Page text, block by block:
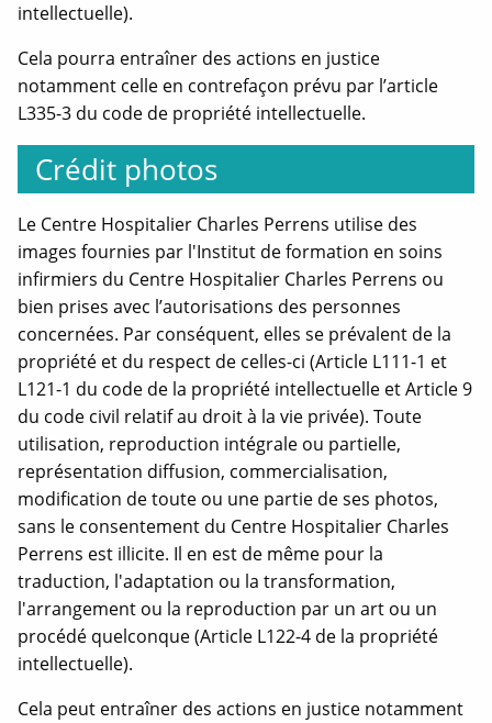
intellectuelle).
Cela pourra entraîner des actions en justice
notamment celle en contrefaçon prévu par l’article
L335-3 du code de propriété intellectuelle.
Crédit photos
Le Centre Hospitalier Charles Perrens utilise des
images fournies par l'Institut de formation en soins
infirmiers du Centre Hospitalier Charles Perrens ou
bien prises avec l’autorisations des personnes
concernées. Par conséquent, elles se prévalent de la
propriété et du respect de celles-ci (Article L111-1 et
L121-1 du code de la propriété intellectuelle et Article 9
du code civil relatif au droit à la vie privée). Toute
utilisation, reproduction intégrale ou partielle,
représentation diffusion, commercialisation,
modification de toute ou une partie de ses photos,
sans le consentement du Centre Hospitalier Charles
Perrens est illicite. Il en est de même pour la
traduction, l'adaptation ou la transformation,
l'arrangement ou la reproduction par un art ou un
procédé quelconque (Article L122-4 de la propriété
intellectuelle).
Cela peut entraîner des actions en justice notamment